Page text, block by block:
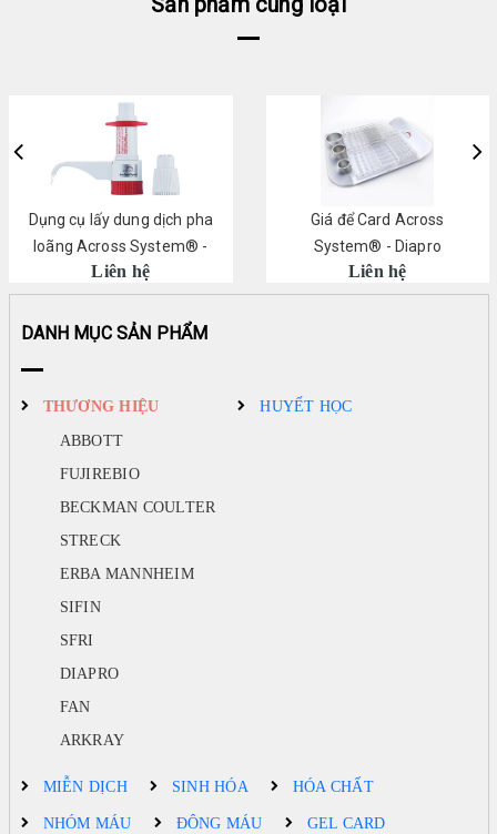
Dụng cụ lấy dung dịch pha
loãng Across System® -
Diapro
Liên hệ
Giá để Card Across
System® - Diapro
Liên hệ
DANH MỤC SẢN PHẨM
THƯƠNG HIỆU
ABBOTT
FUJIREBIO
BECKMAN COULTER
STRECK
ERBA MANNHEIM
SIFIN
SFRI
DIAPRO
FAN
ARKRAY
HUYẾT HỌC
MIỄN DỊCH SINH HÓA HÓA CHẤT
NHÓM MÁU ĐÔNG MÁU GEL CARD